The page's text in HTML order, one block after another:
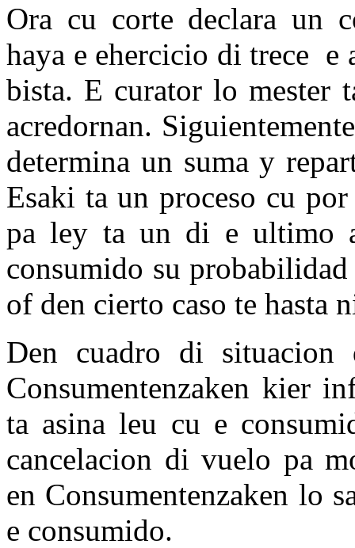
Ora cu corte declara un
haya e ehercicio di trece e
bista. E curator lo mester
acredornan.
determina un suma y
Esaki ta un proceso cu
pa ley ta un di e ultimo
consumido su
of den cierto caso te hasta
Den cuadro di
Consumentenzaken kier
ta asina leu cu e
cancelacion di vuelo pa
en Consumentenzaken lo
e consumido.